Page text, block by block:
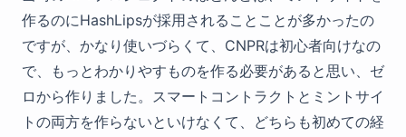
作るのにHashLipsが採用されることことが多かったの
ですが、かなり使いづらくて、CNPRは初心者向けなの
で、もっとわかりやすものを作る必要があると思い、ゼ
ロから作りました。スマートコントラクトとミントサイ
トの両方を作らないといけなくて、どちらも初めての経